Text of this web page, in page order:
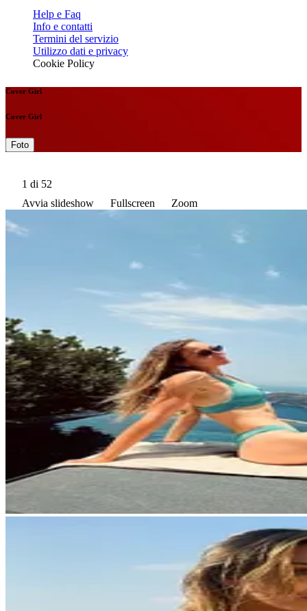
Help e Faq
Info e contatti
Termini del servizio
Utilizzo dati e privacy
Cookie Policy
Cover Girl
Cover Girl
Foto
1 di 52
Avvia slideshow
Fullscreen Zoom